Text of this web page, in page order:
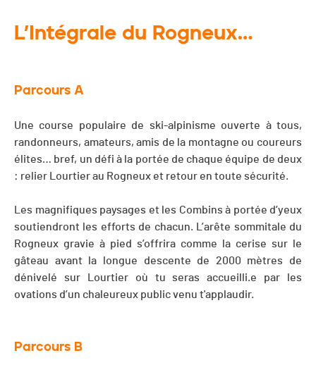
L’Intégrale du Rogneux…
Parcours A
Une course populaire de ski-alpinisme ouverte à tous,
randonneurs, amateurs, amis de la montagne ou coureurs
élites… bref, un défi à la portée de chaque équipe de deux
: relier Lourtier au Rogneux et retour en toute sécurité.
Les magnifiques paysages et les Combins à portée d’yeux
soutiendront les efforts de chacun. L’arête sommitale du
Rogneux gravie à pied s’offrira comme la cerise sur le
gâteau avant la longue descente de 2000 mètres de
dénivelé sur Lourtier où tu seras accueilli.e par les
ovations d’un chaleureux public venu t'applaudir.
Parcours B